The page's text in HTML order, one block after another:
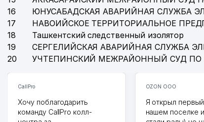
16
ЮНУСАБАДСКАЯ АВАРИЙНАЯ СЛУЖБА
17
НАВОИЙСКОЕ ТЕРРИТОРИАЛЬНОЕ
18
Ташкентский следственный изолятор
19
СЕРГЕЛИЙСКАЯ АВАРИЙНАЯ СЛУЖБА
20
УЧТЕПИНСКИЙ МЕЖРАЙОННЫЙ СУД
CallPro
Хочу поблагодарить
команду CallPro колл-
OZON ООО
Я открыл
нашем поселке